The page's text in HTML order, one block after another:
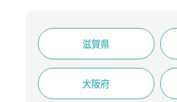
滋賀県
大阪府